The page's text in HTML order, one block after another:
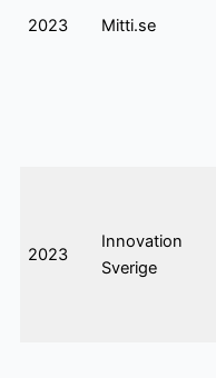
2023 Mitti.se
2023
Innovation
Sverige